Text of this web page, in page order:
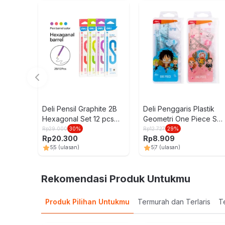
Deli Pensil Graphite 2B
Hexagonal Set 12 pcs
Random
Rp29.000 30%
Rp20.300
55 (ulasan)
Deli Penggaris Plastik
Geometri One Piece Set
4 pcs Random
Rp12.727 29%
Rp8.909
57 (ulasan)
Rekomendasi Produk Untukmu
Produk Pilihan Untukmu Termurah dan Terlaris